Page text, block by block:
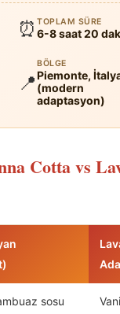
⏰ TOPLAM SÜRE
6-8 saat 20
📍
BÖLGE
Piemonte,
(modern
adaptasyon)
Cotta vs
sosu